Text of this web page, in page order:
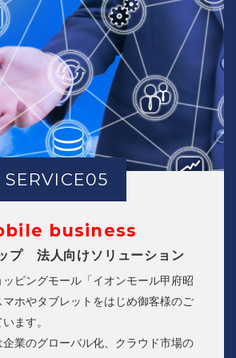
SERVICE05
business
プ 法人向けソリューション
ピングモール「イオンモール甲府昭
ホやタブレットをはじめ御客様のご
ます。
企業のグローバル化、クラウド市場の